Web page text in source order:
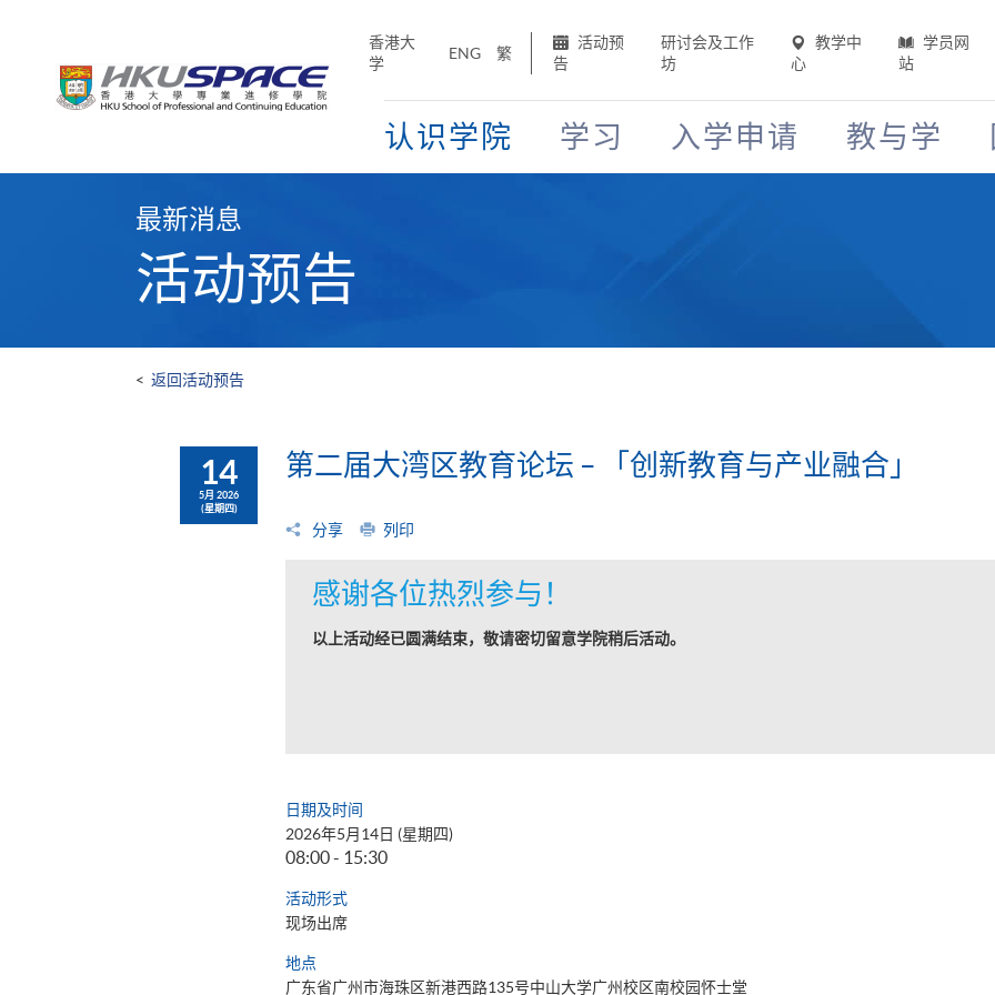
香港大
学
ENG 繁
活动预
告
研讨会及工作
坊
教学中
心
学员网
站
认识学院 学习 入学申请 教与学
最新消息
活动预告
< 返回活动预告
14
5月 2026
(星期四)
第二届大湾区教育论坛 – 「创新教育与产业融合」
分享 列印
感谢各位热烈参与！
以上活动经已圆满结束，敬请密切留意学院稍后活动。
日期及时间
2026年5月14日 (星期四)
08:00 - 15:30
活动形式
现场出席
地点
广东省广州市海珠区新港西路135号中山大学广州校区南校园怀士堂